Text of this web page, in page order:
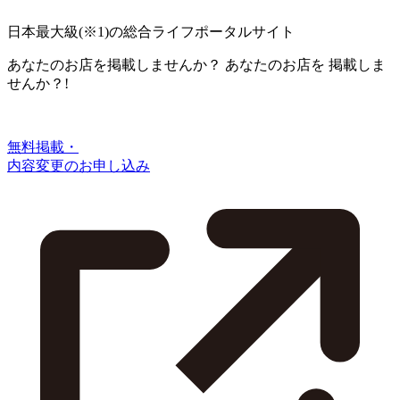
日本最大級(※1)の総合ライフポータルサイト
あなたのお店を掲載しませんか？ あなたのお店を 掲載しま
せんか？!
無料掲載・
内容変更のお申し込み